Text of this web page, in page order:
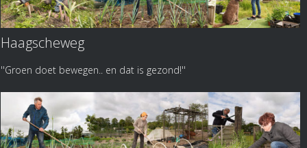
Haagscheweg
''Groen doet bewegen.. en dat is gezond!''